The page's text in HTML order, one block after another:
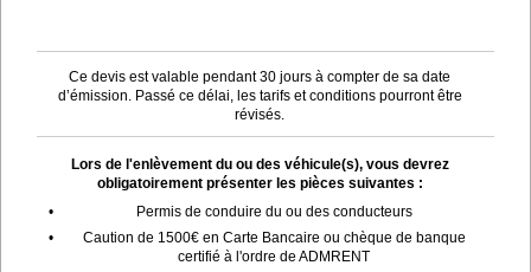
Ce devis est valable pendant 30 jours à compter de sa date
d’émission. Passé ce délai, les tarifs et conditions pourront être
révisés.
Lors de l'enlèvement du ou des véhicule(s), vous devrez
obligatoirement présenter les pièces suivantes :
•
Permis de conduire du ou des conducteurs
•
Caution de 1500€ en Carte Bancaire ou chèque de banque
certifié à l'ordre de ADMRENT